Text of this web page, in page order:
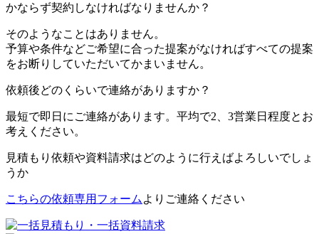
かならず契約しなければなりませんか？
そのようなことはありません。
予算や条件などご希望に合った提案がなければすべての提案
をお断りしていただいてかまいません。
依頼後どのくらいで連絡がありますか？
最短で即日にご連絡があります。平均で2、3営業日程度とお
考えください。
見積もり依頼や資料請求はどのように行えばよろしいでしょ
うか
こちらの依頼専用フォームよりご連絡ください